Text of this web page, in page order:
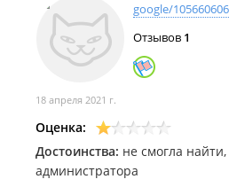
google/
Отзывов 1
18 апреля 2021 г.
Оценка:
Достоинства: не смогла найти,
администратора